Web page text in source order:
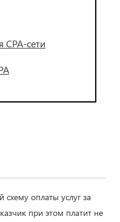
СРА-сети
схему оплаты услуг за
при этом платит не